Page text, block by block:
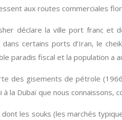
aux routes commerciales
déclare la ville port franc
certains ports d’Iran, le
paradis fiscal et la population a
des gisements de pétrole
la Dubaï que nous
dont les souks (les marchés